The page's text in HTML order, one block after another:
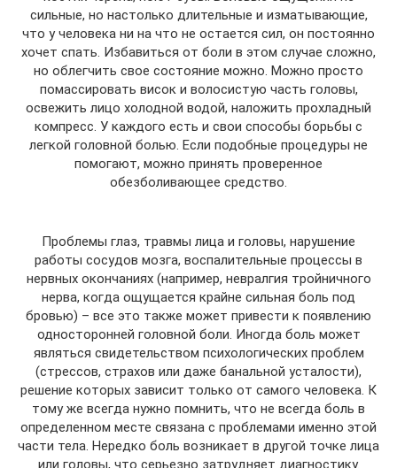
сильные, но настолько длительные и изматывающие,
что у человека ни на что не остается сил, он постоянно
хочет спать. Избавиться от боли в этом случае сложно,
но облегчить свое состояние можно. Можно просто
помассировать висок и волосистую часть головы,
освежить лицо холодной водой, наложить прохладный
компресс. У каждого есть и свои способы борьбы с
легкой головной болью. Если подобные процедуры не
помогают, можно принять проверенное
обезболивающее средство.
Проблемы глаз, травмы лица и головы, нарушение
работы сосудов мозга, воспалительные процессы в
нервных окончаниях (например, невралгия тройничного
нерва, когда ощущается крайне сильная боль под
бровью) – все это также может привести к появлению
односторонней головной боли. Иногда боль может
являться свидетельством психологических проблем
(стрессов, страхов или даже банальной усталости),
решение которых зависит только от самого человека. К
тому же всегда нужно помнить, что не всегда боль в
определенном месте связана с проблемами именно этой
части тела. Нередко боль возникает в другой точке лица
или головы, что серьезно затрудняет диагностику.